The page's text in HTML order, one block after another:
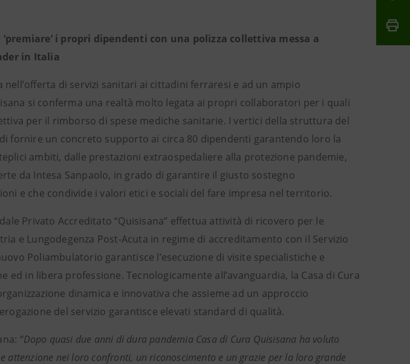
i propri dipendenti con una polizza collettiva messa a
in Italia
nell’offerta di servizi sanitari ai cittadini ferraresi e ad un ampio
si conferma una realtà molto legata ai propri collaboratori per i quali
per il rimborso di spese mediche sanitarie. I vertici della struttura del
fornire un concreto supporto ai circa 80 dipendenti garantendo loro la
ambiti, dalle prestazioni extraospedaliere alla protezione pandemie,
da Intesa Sanpaolo, in grado di garantire il giusto sostegno
e che condivide i valori etici e sociali del fare impresa nel territorio.
Privato Accreditato “Quisisana” effettua attività di ricovero per le
e Lungodegenza Post-Acuta in regime di accreditamento con il Servizio
Poliambulatorio garantisce l’esecuzione di visite specialistiche e
ed in libera professione. Tecnologicamente all’avanguardia, la Casa di Cura
dinamica e innovativa che assieme ad un approccio
del servizio garantisce elevati standard di qualità.
“Dopo quasi due anni di dura pandemia Casa di Cura Quisisana ha voluto
attenzione nei loro confronti, un riconoscimento e un grazie per la loro grande